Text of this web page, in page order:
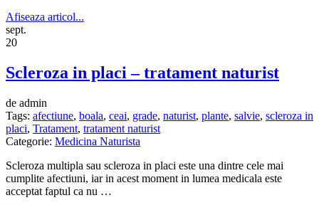
Afiseaza articol...
sept.
20
Scleroza in placi – tratament naturist
de admin
Tags: afectiune, boala, ceai, grade, naturist, plante, salvie, scleroza in
placi, Tratament, tratament naturist
Categorie: Medicina Naturista
Scleroza multipla sau scleroza in placi este una dintre cele mai
cumplite afectiuni, iar in acest moment in lumea medicala este
acceptat faptul ca nu …